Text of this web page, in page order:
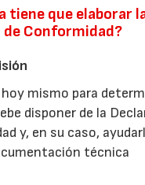
tiene que elaborar
de Conformidad?
mismo para
disponer de la
y, en su caso,
técnica